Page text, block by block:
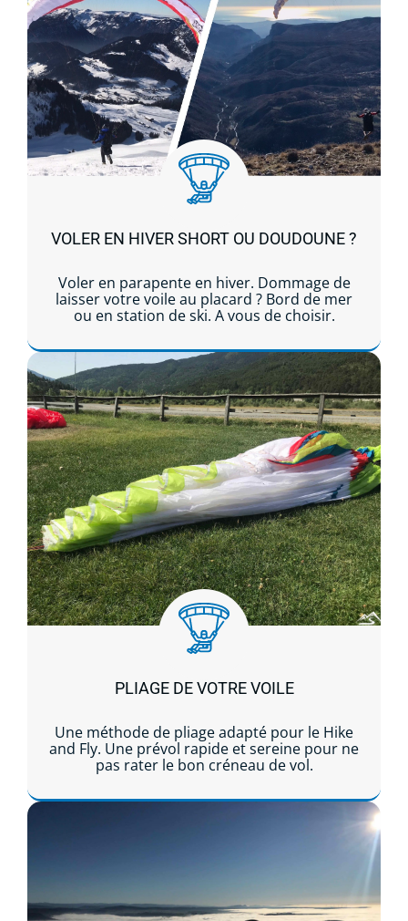
VOLER EN HIVER SHORT OU DOUDOUNE ?
Voler en parapente en hiver. Dommage de
laisser votre voile au placard ? Bord de mer
ou en station de ski. A vous de choisir.
Lire la suite...
PLIAGE DE VOTRE VOILE
Une méthode de pliage adapté pour le Hike
and Fly. Une prévol rapide et sereine pour ne
pas rater le bon créneau de vol.